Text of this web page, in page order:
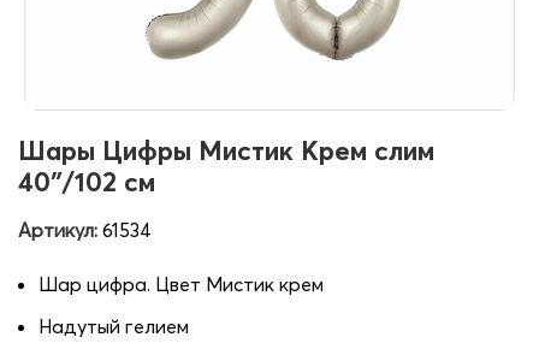
Шары Цифры Мистик Крем слим
40″/102 см
Артикул: 61534
Шар цифра. Цвет Мистик крем
Надутый гелием